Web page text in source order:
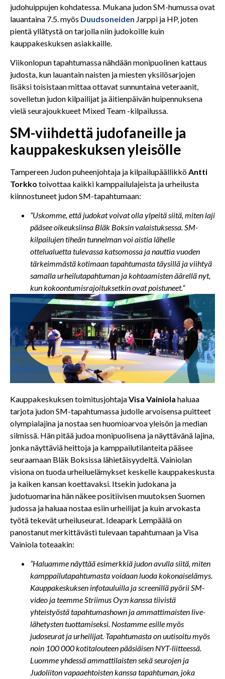
judohuippujen kohdatessa. Mukana judon SM-humussa ovat
lauantaina 7.5. myös Duudsoneiden Jarppi ja HP, joten
pientä yllätystä on tarjolla niin judokoille kuin
kauppakeskuksen asiakkaille.
Viikonlopun tapahtumassa nähdään monipuolinen kattaus
judosta, kun lauantain naisten ja miesten yksilösarjojen
lisäksi toisistaan mittaa ottavat sunnuntaina veteraanit,
sovelletun judon kilpailijat ja äitienpäivän huipennuksena
vielä seurajoukkueet Mixed Team -kilpailussa.
SM-viihdettä judofaneille ja
kauppakeskuksen yleisölle
Tampereen Judon puheenjohtaja ja kilpailupäällikkö Antti
Torkko toivottaa kaikki kamppailulajeista ja urheilusta
kiinnostuneet judon SM-tapahtumaan:
”Uskomme, että judokat voivat olla ylpeitä siitä, miten laji
pääsee oikeuksiinsa Bläk Boksin valaistuksessa. SM-
kilpailujen tiheän tunnelman voi aistia lähelle
ottelualuetta tulevassa katsomossa ja nauttia vuoden
tärkeimmästä kotimaan tapahtumasta täysillä ja viihtyä
samalla urheilutapahtuman ja kohtaamisten äärellä nyt,
kun kokoontumisrajoituksetkin ovat poistuneet.”
Kauppakeskuksen toimitusjohtajaVisa Vainiola haluaa
tarjota judon SM-tapahtumassa judolle arvoisensa puitteet
olympialajina ja nostaa sen huomioarvoa yleisön ja median
silmissä. Hän pitää judoa monipuolisena ja näyttävänä lajina,
jonka näyttäviä heittoja ja kamppailutilanteita pääsee
seuraamaan Bläk Boksissa lähietäisyydeltä. Vainiolan
visiona on tuoda urheiluelämykset keskelle kauppakeskusta
ja kaiken kansan koettavaksi. Itsekin judokana ja
judotuomarina hän näkee positiivisen muutoksen Suomen
judossa ja haluaa nostaa esiin urheilijat ja kuin arvokasta
työtä tekevät urheiluseurat. Ideapark Lempäälä on
panostanut merkittävästi tulevaan tapahtumaan ja Visa
Vainiola toteaakin:
”Haluamme näyttää esimerkkiä judon avulla siitä, miten
kamppailutapahtumasta voidaan luoda kokonaiselämys.
Kauppakeskuksen infotauluilla ja screenillä pyörii SM-
video ja teemme Striimus Oy:n kanssa tiivistä
yhteistyöstä tapahtumashown ja ammattimaisten live-
lähetysten tuottamiseksi. Nostamme esille myös
judoseurat ja urheilijat. Tapahtumasta on uutisoitu myös
noin 100 000 kotitalouteen pääsiäisen NYT-liitteessä.
Luomme yhdessä ammattilaisten sekä seurojen ja
Judoliiton vapaaehtoisten kanssa tapahtuman, joka